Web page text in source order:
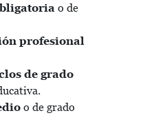
o de
profesional
de grado
o de grado